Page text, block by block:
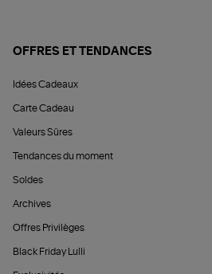
OFFRES ET TENDANCES
Idées Cadeaux
Carte Cadeau
Valeurs Sûres
Tendances du moment
Soldes
Archives
Offres Privilèges
Black Friday Lulli